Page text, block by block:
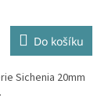
Do košíku
Sichenia 20mm